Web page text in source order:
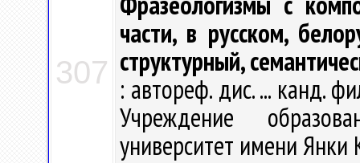
307
части, в русском,
структурный,
: автореф. дис. ... канд.
Учреждение
университет имени Янки